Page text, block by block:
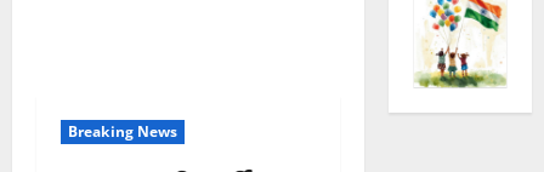
Breaking News